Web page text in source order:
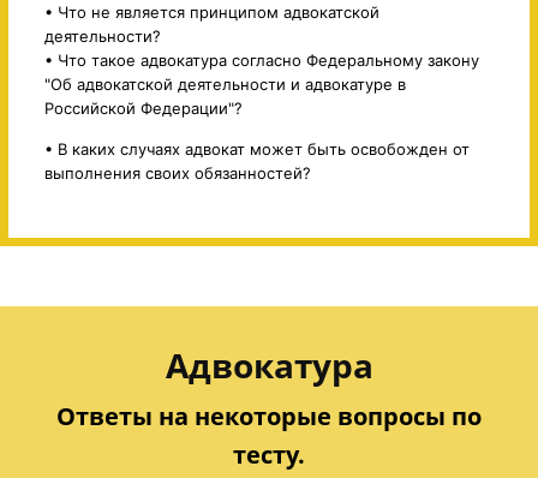
• Что не является принципом адвокатской
деятельности?
• Что такое адвокатура согласно Федеральному закону
"Об адвокатской деятельности и адвокатуре в
Российской Федерации"?
• В каких случаях адвокат может быть освобожден от
выполнения своих обязанностей?
Адвокатура
Ответы на некоторые вопросы по
тесту.